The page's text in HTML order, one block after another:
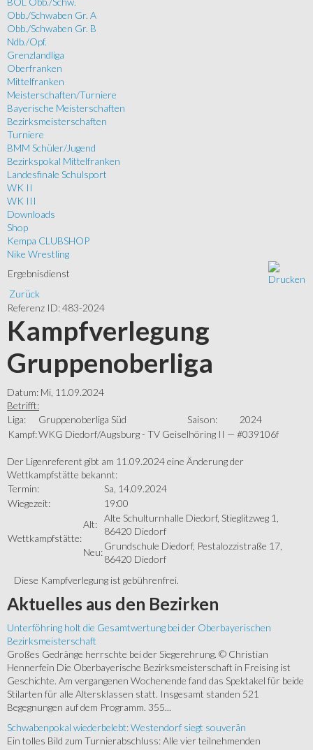
Obb./Schwaben Gr. A
Obb./Schwaben Gr. B
Ndb./Opf.
Grenzlandliga
Oberfranken
Mittelfranken
Meisterschaften/Turniere
Bayerische Meisterschaften
Bezirksmeisterschaften
Turniere
BMM Schüler/Jugend
Bezirkspokal Mittelfranken
Landesfinale Schulsport
WK II
WK III
Downloads
Shop
Kempa CLUBSHOP
Nike Wrestling
Ergebnisdienst
Zurück
Referenz ID: 483-2024
Kampfverlegung
Gruppenoberliga
Datum: Mi, 11.09.2024
Betrifft:
Liga:
Gruppenoberliga Süd Saison:
2024
Kampf:WKG Diedorf/Augsburg - TV Geiselhöring II — #039106f
Der Ligenreferent gibt am 11.09.2024 eine Änderung der
Wettkampfstätte bekannt:
Termin:
Sa, 14.09.2024
Wiegezeit:
19:00
Wettkampfstätte:
Alt:
Alte Schulturnhalle Diedorf, Stieglitzweg 1,
86420 Diedorf
Neu:
Grundschule Diedorf, Pestalozzistraße 17,
86420 Diedorf
Diese Kampfverlegung ist gebührenfrei.
Aktuelles aus den Bezirken
Unterföhring holt die Gesamtwertung bei der Oberbayerischen
Bezirksmeisterschaft
Großes Gedränge herrschte bei der Siegerehrung. © Christian
Hennerfein Die Oberbayerische Bezirksmeisterschaft in Freising ist
Geschichte. Am vergangenen Wochenende fand das Spektakel für beide
Stilarten für alle Altersklassen statt. Insgesamt standen 521
Begegnungen auf dem Programm. 355...
Schwabenpokal wiederbelebt: Westendorf siegt souverän
Ein tolles Bild zum Turnierabschluss: Alle vier teilnehmenden